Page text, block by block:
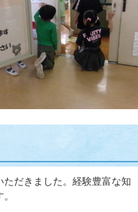
だきました。経験豊富な知